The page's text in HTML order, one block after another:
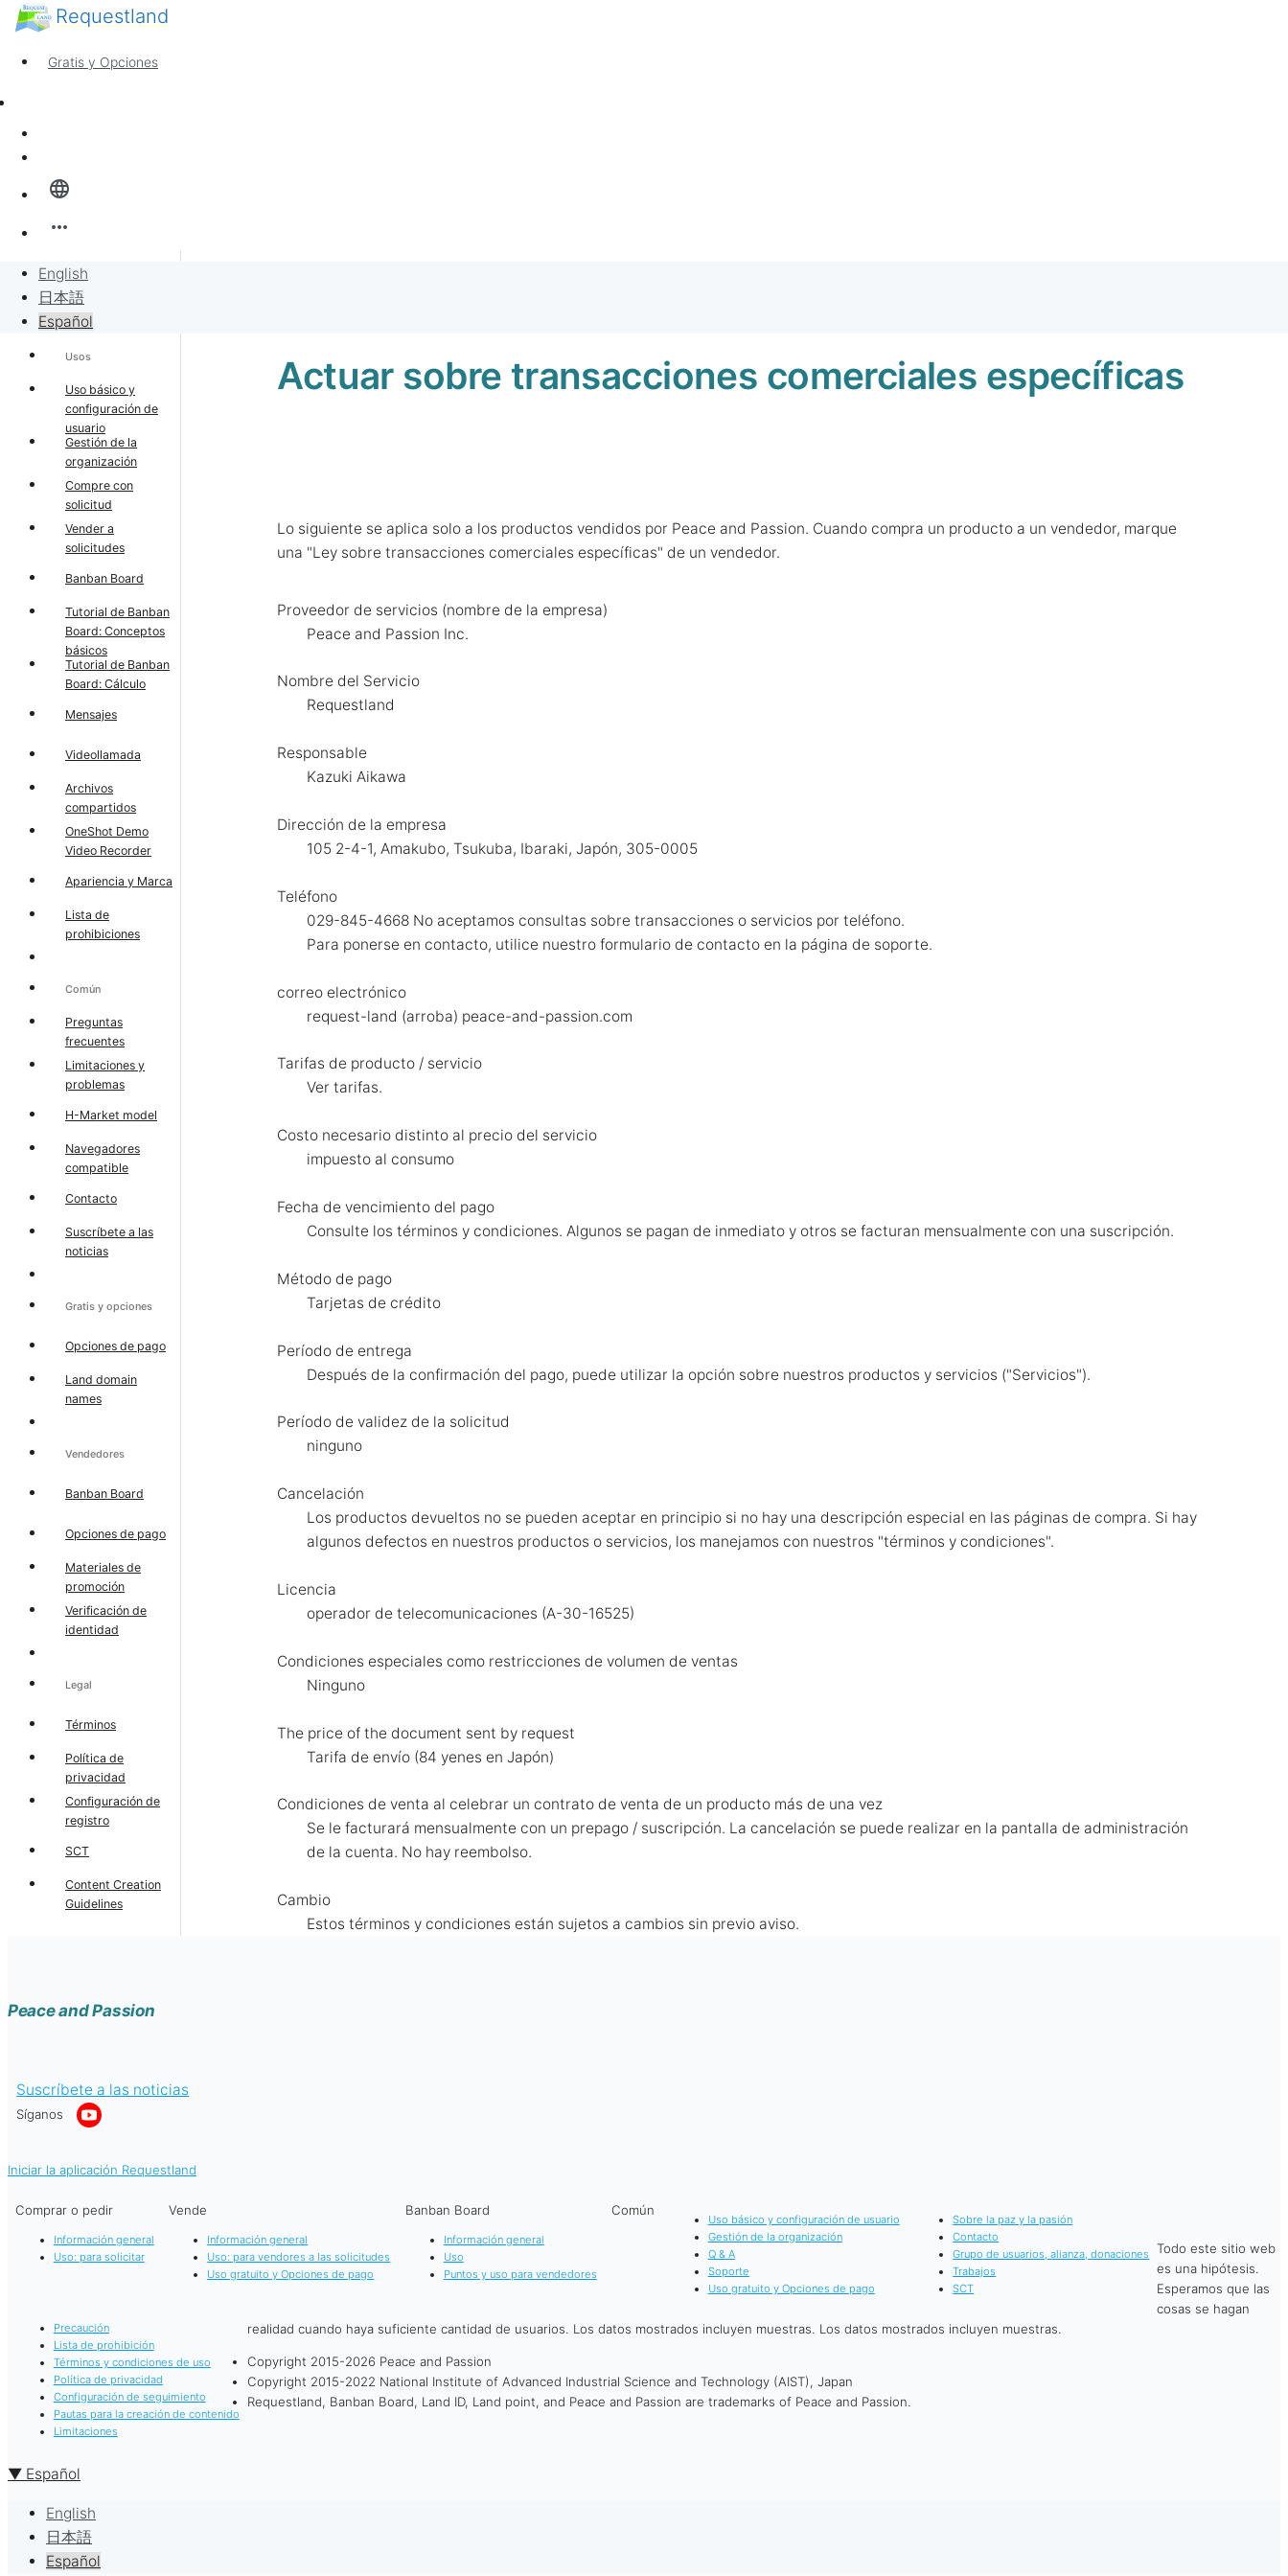
Requestland
Gratis y Opciones
language
more_horiz
English
日本語
Español
Solicitudes
Vender por solicitudes
Cualquiera puede participar
Sobre Peace and Passion
Casa de soporte
Usos
Uso básico y
configuración de
usuario
Gestión de la
organización
Compre con
solicitud
Vender a
solicitudes
Banban Board
Tutorial de Banban
Board: Conceptos
básicos
Tutorial de Banban
Board: Cálculo
Mensajes
Videollamada
Archivos
compartidos
OneShot Demo
Video Recorder
Apariencia y Marca
Lista de
prohibiciones
Común
Preguntas
frecuentes
Limitaciones y
problemas
H-Market model
Navegadores
compatible
Contacto
Suscríbete a las
noticias
Gratis y opciones
Opciones de pago
Land domain
names
Vendedores
Banban Board
Opciones de pago
Materiales de
promoción
Verificación de
identidad
Legal
Términos
Política de
privacidad
Configuración de
registro
SCT
Content Creation
Guidelines
Actuar sobre transacciones comerciales específicas
Lo siguiente se aplica solo a los productos vendidos por Peace and Passion. Cuando compra un producto a un vendedor, marque
una "Ley sobre transacciones comerciales específicas" de un vendedor.
Proveedor de servicios (nombre de la empresa)
Peace and Passion Inc.
Nombre del Servicio
Requestland
Responsable
Kazuki Aikawa
Dirección de la empresa
105 2-4-1, Amakubo, Tsukuba, Ibaraki, Japón, 305-0005
Teléfono
029-845-4668 No aceptamos consultas sobre transacciones o servicios por teléfono.
Para ponerse en contacto, utilice nuestro formulario de contacto en la página de soporte.
correo electrónico
request-land (arroba) peace-and-passion.com
Tarifas de producto / servicio
Ver tarifas.
Costo necesario distinto al precio del servicio
impuesto al consumo
Fecha de vencimiento del pago
Consulte los términos y condiciones. Algunos se pagan de inmediato y otros se facturan mensualmente con una suscripción.
Método de pago
Tarjetas de crédito
Período de entrega
Después de la confirmación del pago, puede utilizar la opción sobre nuestros productos y servicios ("Servicios").
Período de validez de la solicitud
ninguno
Cancelación
Los productos devueltos no se pueden aceptar en principio si no hay una descripción especial en las páginas de compra. Si hay
algunos defectos en nuestros productos o servicios, los manejamos con nuestros "términos y condiciones".
Licencia
operador de telecomunicaciones (A-30-16525)
Condiciones especiales como restricciones de volumen de ventas
Ninguno
The price of the document sent by request
Tarifa de envío (84 yenes en Japón)
Condiciones de venta al celebrar un contrato de venta de un producto más de una vez
Se le facturará mensualmente con un prepago / suscripción. La cancelación se puede realizar en la pantalla de administración
de la cuenta. No hay reembolso.
Cambio
Estos términos y condiciones están sujetos a cambios sin previo aviso.
Peace and Passion
Suscríbete a las noticias
Síganos
Iniciar la aplicación Requestland
Comprar o pedir
Información general
Uso: para solicitar
Vende
Información general
Uso: para vendores a las solicitudes
Uso gratuito y Opciones de pago
Banban Board
Información general
Uso
Puntos y uso para vendedores
Común
Uso básico y configuración de usuario
Gestión de la organización
Q & A
Soporte
Uso gratuito y Opciones de pago
Sobre la paz y la pasión
Contacto
Grupo de usuarios, alianza, donaciones
Trabajos
SCT
Precaución
Lista de prohibición
Términos y condiciones de uso
Política de privacidad
Configuración de seguimiento
Pautas para la creación de contenido
Limitaciones
Todo este sitio web
es una hipótesis.
Esperamos que las
cosas se hagan
realidad cuando haya suficiente cantidad de usuarios. Los datos mostrados incluyen muestras. Los datos mostrados incluyen muestras.
Copyright 2015-2026 Peace and Passion
Copyright 2015-2022 National Institute of Advanced Industrial Science and Technology (AIST), Japan
Requestland, Banban Board, Land ID, Land point, and Peace and Passion are trademarks of Peace and Passion.
▼ Español
English
日本語
Español